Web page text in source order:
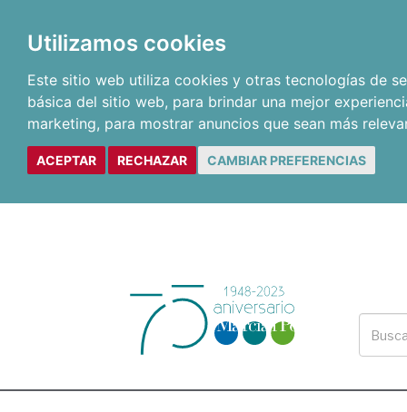
Utilizamos cookies
Este sitio web utiliza cookies y otras tecnologías de
básica del sitio web, para brindar una mejor
marketing, para mostrar anuncios que sean más
ACEPTAR RECHAZAR CAMBIAR PREFERENCIAS